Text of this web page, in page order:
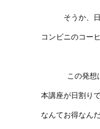
そうか、
コンビニのコー
この発想
本講座が日割り
なんてお得なん